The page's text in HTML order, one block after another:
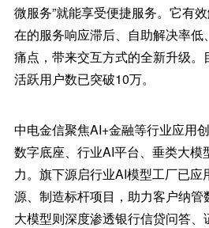
微服务”就能享受便捷服务。它有
在的服务响应滞后、自助解决率
痛点，带来交互方式的全新升级。
活跃用户数已突破10万。
中电金信聚焦AI+金融等行业应用
数字底座、行业AI平台、垂类大模
力。旗下源启行业AI模型工厂已应
源、制造标杆项目，助力客户纳管
大模型则深度渗透银行信贷问答